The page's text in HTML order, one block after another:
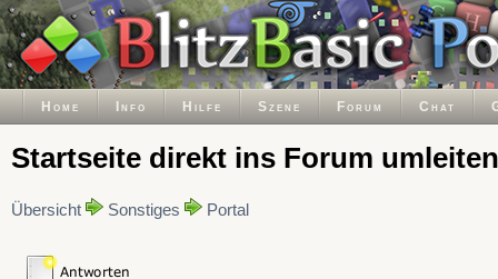
Home Info Hilfe Szene Forum Chat
Startseite direkt ins Forum
Übersicht Sonstiges Portal